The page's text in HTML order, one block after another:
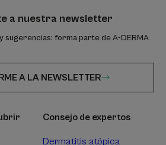
a nuestra newsletter
sugerencias: forma parte de A-DERMA
A LA NEWSLETTER
Consejo de expertos
Dermatitis atópica